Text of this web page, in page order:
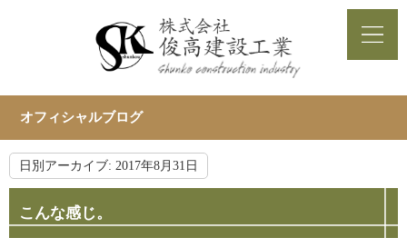
オフィシャルブログ
日別アーカイブ: 2017年8月31日
こんな感じ。